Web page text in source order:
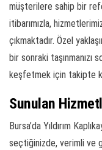
müşterilere sahip bir
itibarımızla,
çıkmaktadır. Özel
bir sonraki
keşfetmek için takipte
Sunulan
Bursa’da Yıldırım
seçtiğinizde, verimli ve